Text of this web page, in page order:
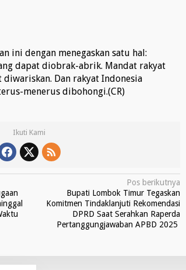
ini dengan menegaskan satu hal:
dapat diobrak-abrik. Mandat rakyat
Dan rakyat Indonesia
menerus dibohongi.(CR)
Ikuti Kami
Pos berikutnya
Bupati Lombok Timur Tegaskan
Komitmen Tindaklanjuti Rekomendasi
DPRD Saat Serahkan Raperda
Pertanggungjawaban APBD 2025